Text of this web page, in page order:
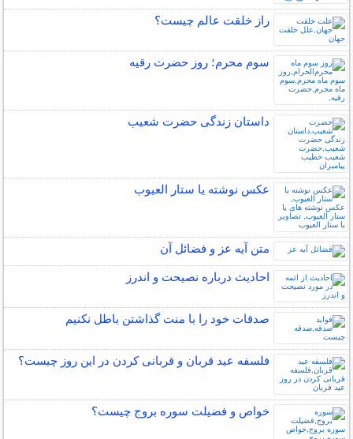
راز خلقت عالم چيست؟
سوم محرم؛ روز حضرت رقیه
داستان زندگی حضرت شعیب
عکس نوشته یا ستار العیوب
متن آیه عز و فضائل آن
احادیث درباره نصیحت و اندرز
صدقات خود را با منت گذاشتن باطل نکنیم
فلسفه عید قربان و قربانی کردن در این روز چیست؟
خواص و فضیلت سوره بروج چیست؟